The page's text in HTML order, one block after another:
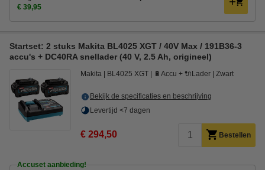
€ 39,95
Startset: 2 stuks Makita BL4025 XGT / 40V Max / 191B36-3
accu's + DC40RA snellader (40 V, 2.5 Ah, origineel)
Makita BL4025 XGT 🔋Accu + 🔌Lader Zwart
Bekijk de specificaties en beschrijving
Levertijd <7 dagen
€ 294,50 Bestellen
Accuset aanbieding!